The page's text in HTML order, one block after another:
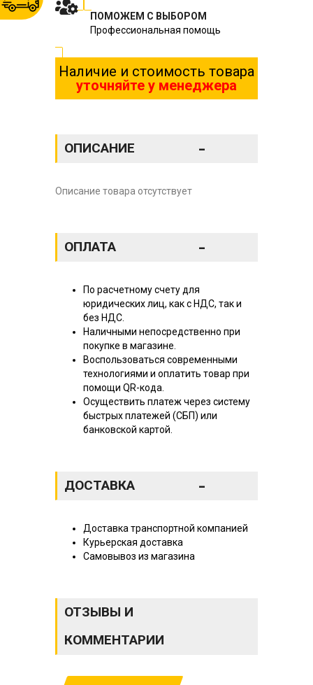
ПОМОЖЕМ С ВЫБОРОМ
Профессиональная помощь
Наличие и стоимость товара
уточняйте у менеджера
ОПИСАНИЕ -
Описание товара отсутствует
ОПЛАТА -
По расчетному счету для
юридических лиц, как с НДС, так и
без НДС.
Наличными непосредственно при
покупке в магазине.
Воспользоваться современными
технологиями и оплатить товар при
помощи QR-кода.
Осуществить платеж через систему
быстрых платежей (СБП) или
банковской картой.
ДОСТАВКА -
Доставка транспортной компанией
Курьерская доставка
Самовывоз из магазина
ОТЗЫВЫ И
КОММЕНТАРИИ